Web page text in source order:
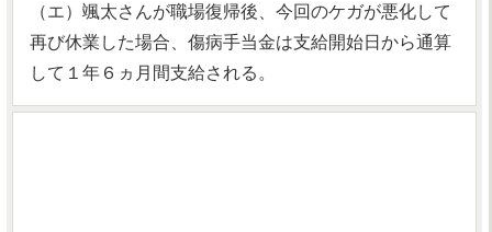
（エ）颯太さんが職場復帰後、今回のケガが悪化して
再び休業した場合、傷病手当金は支給開始日から通算
して１年６ヵ月間支給される。